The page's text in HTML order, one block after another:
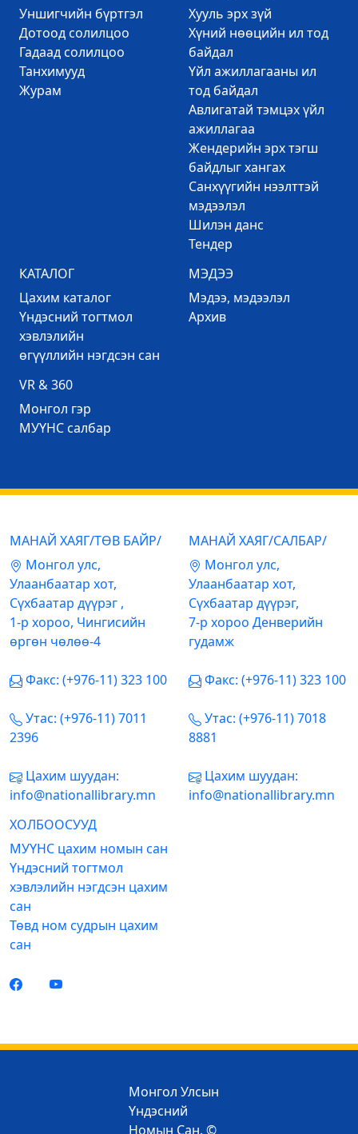
Уншигчийн бүртгэл
Дотоод солилцоо
Гадаад солилцоо
Танхимууд
Журам
Хууль эрх зүй
Хүний нөөцийн ил тод
байдал
Үйл ажиллагааны ил
тод байдал
Авлигатай тэмцэх үйл
ажиллагаа
Жендерийн эрх тэгш
байдлыг хангах
Санхүүгийн нээлттэй
мэдээлэл
Шилэн данс
Тендер
КАТАЛОГ
Цахим каталог
Үндэсний тогтмол
хэвлэлийн
өгүүллийн нэгдсэн сан
МЭДЭЭ
Mэдээ, мэдээлэл
Архив
VR & 360
Mонгол гэр
МУҮНС салбар
МАНАЙ ХАЯГ/ТӨВ БАЙР/
Mонгол улс,
Улаанбаатар хот,
Сүхбаатар дүүрэг ,
1-р хороо, Чингисийн
өргөн чөлөө-4
Факс: (+976-11) 323 100
Утас: (+976-11) 7011
2396
Цахим шуудан:
info@nationallibrary.mn
МАНАЙ ХАЯГ/САЛБАР/
Mонгол улс,
Улаанбаатар хот,
Сүхбаатар дүүрэг,
7-р хороо Денверийн
гудамж
Факс: (+976-11) 323 100
Утас: (+976-11) 7018
8881
Цахим шуудан:
info@nationallibrary.mn
ХОЛБООСУУД
МУҮНС цахим номын сан
Үндэсний тогтмол
хэвлэлийн нэгдсэн цахим
сан
Төвд ном судрын цахим
сан
Монгол Улсын
Үндэсний
Номын Сан. ©